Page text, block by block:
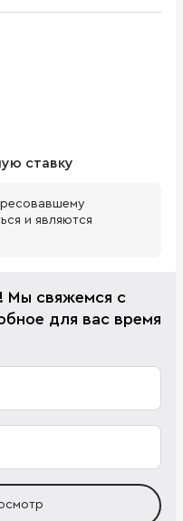
ставку
и являются
Мы свяжемся с
для вас время